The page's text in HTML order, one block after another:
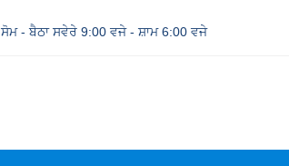
ਸੋਮ - ਬੈਠਾ ਸਵੇਰੇ 9:00 ਵਜੇ - ਸ਼ਾਮ 6:00 ਵਜੇ